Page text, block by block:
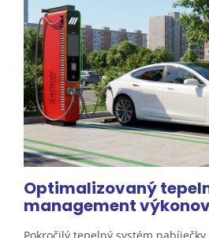
Optimalizovaný
management